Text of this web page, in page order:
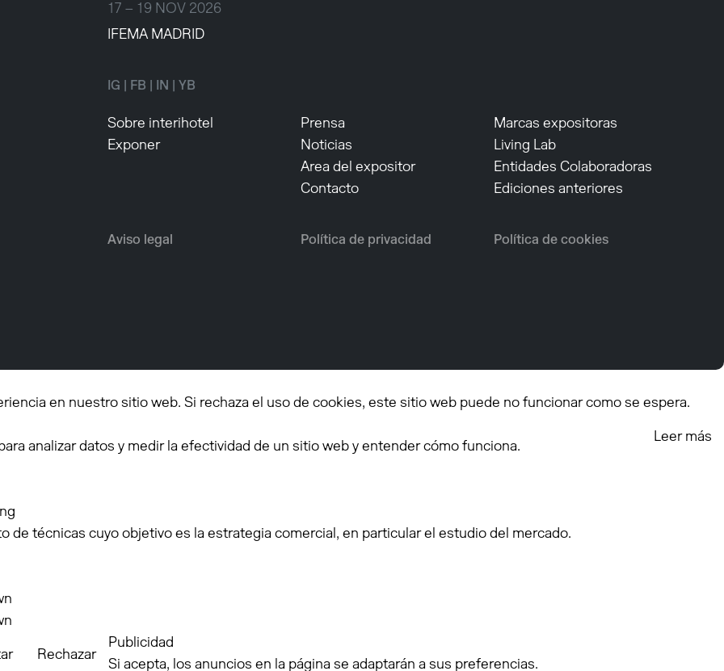
17 – 19 NOV 2026
IFEMA MADRID
IG FB IN YB
Sobre interihotel
Exponer
Prensa
Noticias
Area del expositor
Contacto
Marcas expositoras
Living Lab
Entidades Colaboradoras
Ediciones anteriores
Aviso legal Política de privacidad Política de cookies
en nuestro sitio web. Si rechaza el uso de cookies, este sitio web puede no funcionar como se espera.
Leer más
analizar datos y medir la efectividad de un sitio web y entender cómo funciona.
de técnicas cuyo objetivo es la estrategia comercial, en particular el estudio del mercado.
Rechazar
Publicidad
Si acepta, los anuncios en la página se adaptarán a sus preferencias.